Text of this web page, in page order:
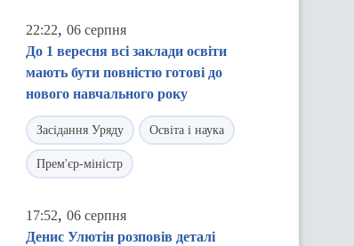
22:22, 06 серпня
До 1 вересня всі заклади освіти
мають бути повністю готові до
нового навчального року
Засідання Уряду Освіта і наука
Прем'єр-міністр
17:52, 06 серпня
Денис Улютін розповів деталі